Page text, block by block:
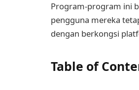
Program-program ini
pengguna mereka
dengan berkongsi
Table of